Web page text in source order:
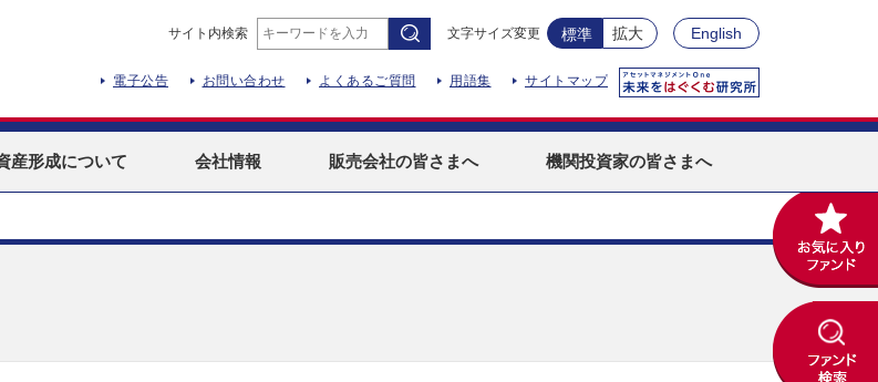
サイト内検索 文字サイズ変更 標準 拡大 English
電子公告 お問い合わせ よくあるご質問 用語集 サイトマップ
産形成について 会社情報 販売会社の皆さまへ 機関投資家の皆さまへ